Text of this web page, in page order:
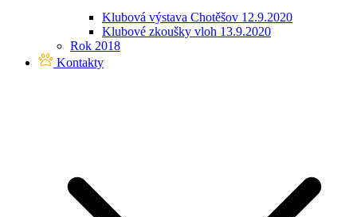
Klubová výstava Chotěšov 12.9.2020
Klubové zkoušky vloh 13.9.2020
Rok 2018
Kontakty